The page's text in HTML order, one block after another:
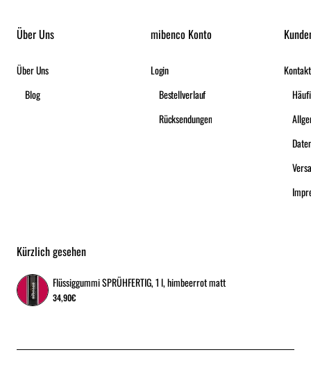
Über Uns
Über Uns
Blog
mibenco Konto
Login
Bestellverlauf
Rücksendungen
Kontakt
Kürzlich gesehen
Flüssiggummi SPRÜHFERTIG, 1 l, himbeerrot matt
34,90€